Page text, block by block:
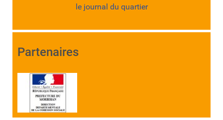
le journal du quartier
Partenaires